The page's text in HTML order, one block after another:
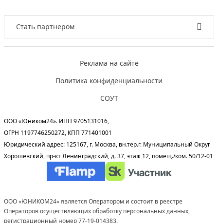
Стать партнером
Реклама на сайте
Политика конфиденциальности
СОУТ
ООО «Юником24». ИНН 9705131016,
ОГРН 1197746250272, КПП 771401001
Юридический адрес: 125167, г. Москва, вн.тер.г. Муниципальный Округ
Хорошевский, пр-кт Ленинградский, д. 37, этаж 12, помещ./ком. 50/12-01
ООО «ЮНИКОМ24» является Оператором и состоит в реестре
Операторов осуществляющих обработку персональных данных,
регистрационный номер 77-19-014383.